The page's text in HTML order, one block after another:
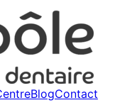
BlogContact